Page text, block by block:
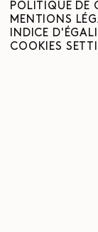
POLITIQUE DE
MENTIONS
INDICE
COOKIES